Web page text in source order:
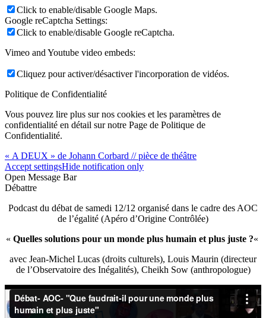
Click to enable/disable Google Maps.
Google reCaptcha Settings:
Click to enable/disable Google reCaptcha.
Vimeo and Youtube video embeds:
Cliquez pour activer/désactiver l'incorporation de vidéos.
Politique de Confidentialité
Vous pouvez lire plus sur nos cookies et les paramètres de
confidentialité en détail sur notre Page de Politique de
Confidentialité.
« A DEUX » de Johann Corbard // pièce de théâtre
Accept settingsHide notification only
Open Message Bar
Débattre
Podcast du débat de samedi 12/12 organisé dans le cadre des AOC
de l’égalité (Apéro d’Origine Contrôlée)
« Quelles solutions pour un monde plus humain et plus juste ?«
avec Jean-Michel Lucas (droits culturels), Louis Maurin (directeur
de l’Observatoire des Inégalités), Cheikh Sow (anthropologue)